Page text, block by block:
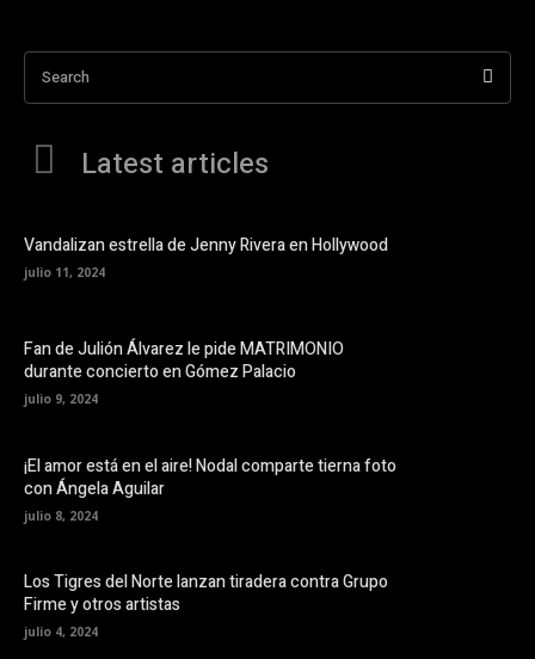
Search
Latest articles
Vandalizan estrella de Jenny Rivera en Hollywood
julio 11, 2024
Fan de Julión Álvarez le pide MATRIMONIO
durante concierto en Gómez Palacio
julio 9, 2024
¡El amor está en el aire! Nodal comparte tierna foto
con Ángela Aguilar
julio 8, 2024
Los Tigres del Norte lanzan tiradera contra Grupo
Firme y otros artistas
julio 4, 2024